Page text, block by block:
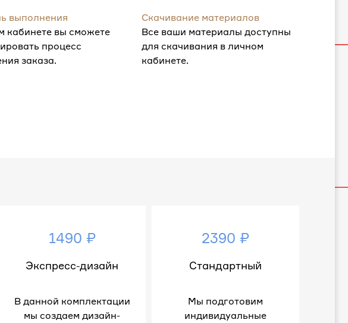
выполнения
кабинете вы сможете
процесс
заказа.
Скачивание материалов
Все ваши материалы доступны
для скачивания в личном
кабинете.
1490 ₽
Экспресс-дизайн
В данной комплектации
мы создаем дизайн-
2390 ₽
Стандартный
Мы подготовим
индивидуальные